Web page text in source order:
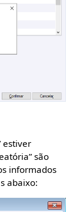
estiver
são
informados
abaixo: